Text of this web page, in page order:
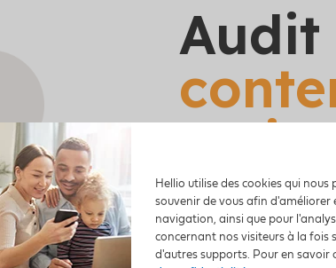
Hellio utilise des cookies qui
souvenir de vous afin d'améliorer
navigation, ainsi que pour
concernant nos visiteurs à la fois
d'autres supports. Pour en savoir
Audit
Il s’agit d’un
les bonnes
travaux